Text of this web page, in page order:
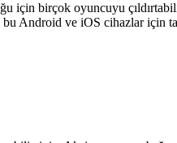
birçok oyuncuyu
Android ve iOS cihazlar için